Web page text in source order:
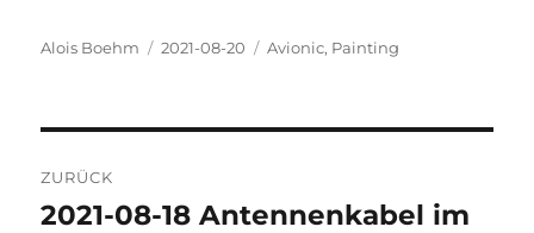
Autor
Alois Boehm
Veröffentlicht
2021-08-20 Kategorien
Avionic, Painting
ZURÜCK
Vorheriger
2021-08-18 Antennenkabel im